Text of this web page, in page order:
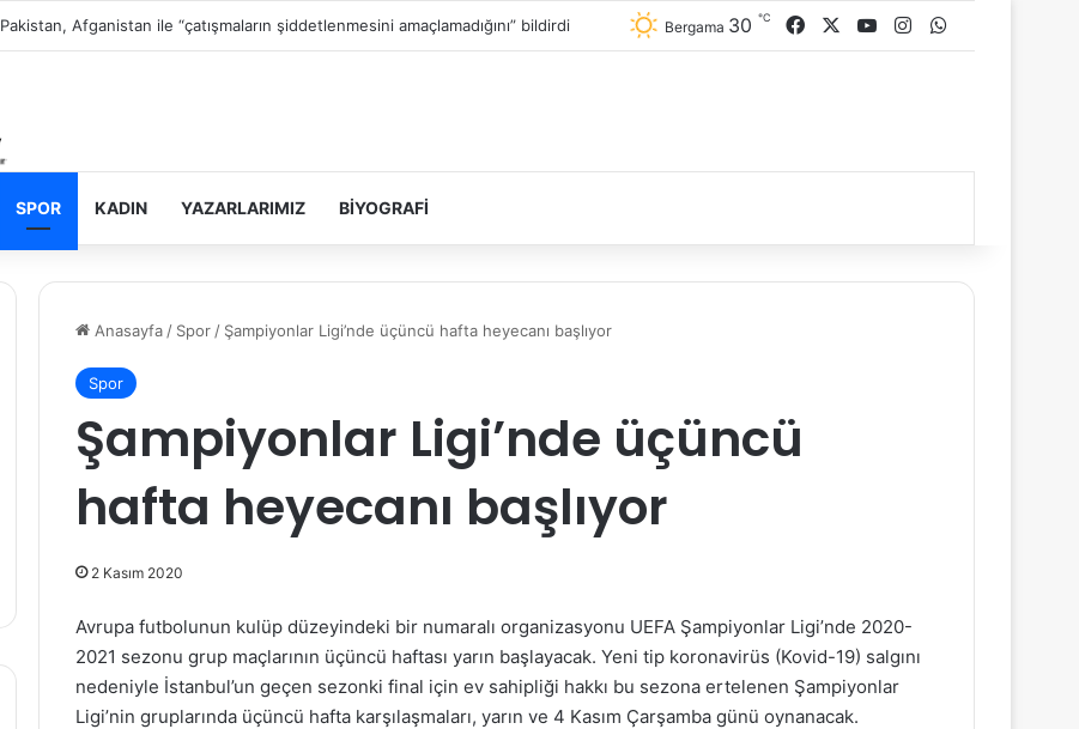
Filistin topraklarını gasbeden İsrailliler, Batı Şeria’da 3 kasabaya saldırdı Bergama 30 ℃ Facebook YouTubeInstagram
SPOR KADIN YAZARLARIMIZ BIYOGRAFI
Anasayfa / Spor / Şampiyonlar Ligi’nde üçüncü hafta heyecanı başlıyor
Spor
Şampiyonlar Ligi’nde üçüncü
hafta heyecanı başlıyor
2 Kasım 2020
Avrupa futbolunun kulüp düzeyindeki bir numaralı organizasyonu UEFA Şampiyonlar Ligi’nde 2020-
2021 sezonu grup maçlarının üçüncü haftası yarın başlayacak. Yeni tip koronavirüs (Kovid-19) salgını
nedeniyle İstanbul’un geçen sezonki final için ev sahipliği hakkı bu sezona ertelenen Şampiyonlar
Ligi’nin gruplarında üçüncü hafta karşılaşmaları, yarın ve 4 Kasım Çarşamba günü oynanacak.